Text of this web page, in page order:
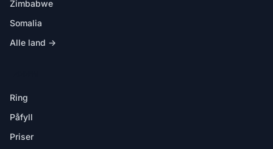
Zimbabwe
Somalia
Alle land →
Ring
Påfyll
Priser